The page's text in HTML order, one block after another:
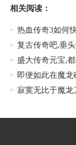
相关阅读：
热血传奇3如何
复古传奇吧,垂
盛大传奇元宝,
即便如此在魔
寂寞无比于魔